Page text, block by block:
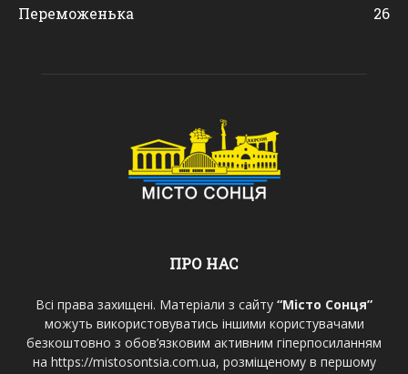
Переможенька
26
ПРО НАС
Всі права захищені. Матеріали з сайту “Місто Сонця”
можуть використовуватись іншими користувачами
безкоштовно з обов’язковим активним гіперпосиланням
на https://mistosontsia.com.ua, розміщеному в першому